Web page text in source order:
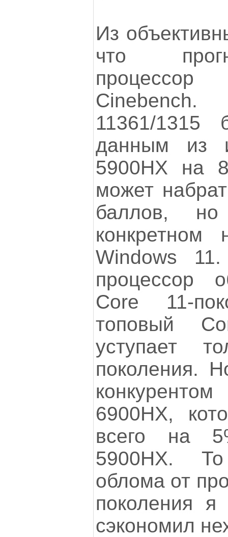
Из
что
11361/1315
данным из
5900HX на
может
баллов,
конкретном
Windows
процессор
Core 11-
топовый
уступает
поколения.
6900HX,
всего на
5900HX.
облома от
поколения
сэкономил